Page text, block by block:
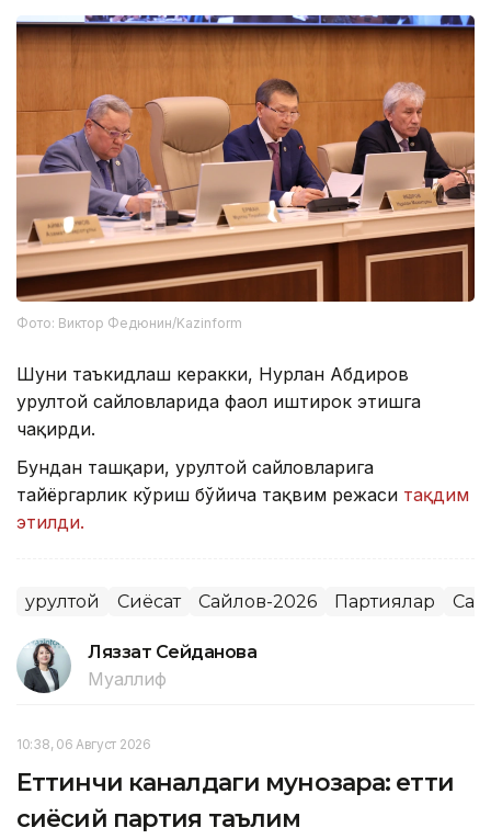
Фото: Виктор Федюнин/Kazinform
Шуни таъкидлаш керакки, Нурлан Абдиров
Қурултой сайловларида фаол иштирок этишга
чақирди.
Бундан ташқари, Қурултой сайловларига
тайёргарлик кўриш бўйича тақвим режаси тақдим
этилди.
Қурултой Сиёсат Сайлов-2026 Партиялар
Ляззат Сейданова
Муаллиф
10:38, 06 Август 2026
Еттинчи каналдаги мунозара: етти
сиёсий партия таълим